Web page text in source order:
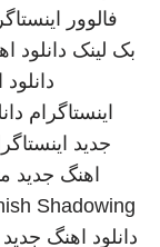
فالوور
بک لینک دانلود
اینستاگرام
جدید
اهنگ جدید
Shadowing
دانلود اهنگ جدید